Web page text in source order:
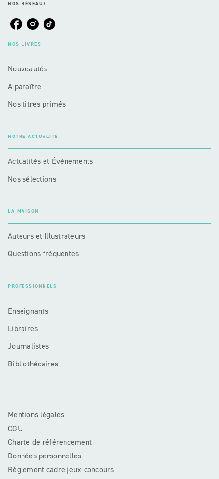
NOS RÉSEAUX
NOS LIVRES
Nouveautés
A paraître
Nos titres primés
NOTRE ACTUALITÉ
Actualités et Événements
Nos sélections
LA MAISON
Auteurs et Illustrateurs
Questions fréquentes
PROFESSIONNELS
Enseignants
Libraires
Journalistes
Bibliothécaires
Mentions légales
CGU
Charte de référencement
Données personnelles
Règlement cadre jeux-concours